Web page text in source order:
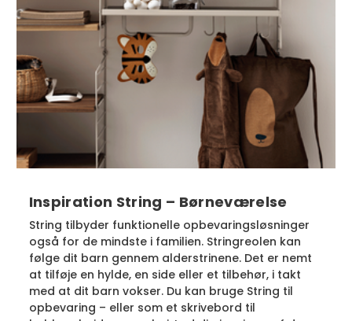
Inspiration String – Børneværelse
String tilbyder funktionelle opbevaringsløsninger
også for de mindste i familien. Stringreolen kan
følge dit barn gennem alderstrinene. Det er nemt
at tilføje en hylde, en side eller et tilbehør, i takt
med at dit barn vokser. Du kan bruge String til
opbevaring – eller som et skrivebord til